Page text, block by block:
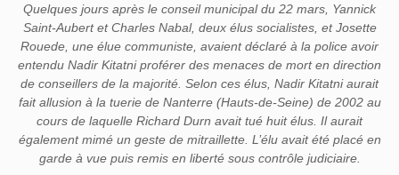
Quelques jours après le conseil municipal du 22 mars, Yannick
Saint-Aubert et Charles Nabal, deux élus socialistes, et Josette
Rouede, une élue communiste, avaient déclaré à la police avoir
entendu Nadir Kitatni proférer des menaces de mort en direction
de conseillers de la majorité. Selon ces élus, Nadir Kitatni aurait
fait allusion à la tuerie de Nanterre (Hauts-de-Seine) de 2002 au
cours de laquelle Richard Durn avait tué huit élus. Il aurait
également mimé un geste de mitraillette. L’élu avait été placé en
garde à vue puis remis en liberté sous contrôle judiciaire.